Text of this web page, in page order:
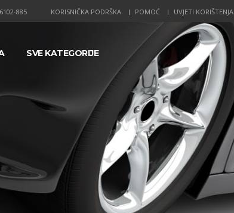
KORISNIČKA PODRŠKA POMOĆ UVJETI KORIŠTENJA
885
SVE KATEGORIJE